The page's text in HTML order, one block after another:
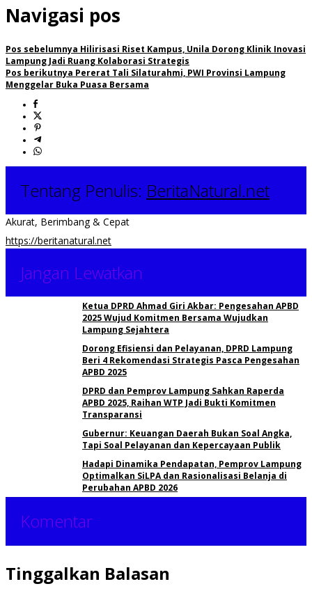
Navigasi pos
Pos sebelumnya Hilirisasi Riset Kampus, Unila Dorong Klinik Inovasi
Lampung Jadi Ruang Kolaborasi Strategis
Pos berikutnya Pererat Tali Silaturahmi, PWI Provinsi Lampung
Menggelar Buka Puasa Bersama
Tentang Penulis: BeritaNatural.net
Akurat, Berimbang & Cepat
https://beritanatural.net
Jangan Lewatkan
Ketua DPRD Ahmad Giri Akbar: Pengesahan APBD
2025 Wujud Komitmen Bersama Wujudkan
Lampung Sejahtera
Dorong Efisiensi dan Pelayanan, DPRD Lampung
Beri 4 Rekomendasi Strategis Pasca Pengesahan
APBD 2025
DPRD dan Pemprov Lampung Sahkan Raperda
APBD 2025, Raihan WTP Jadi Bukti Komitmen
Transparansi
Gubernur: Keuangan Daerah Bukan Soal Angka,
Tapi Soal Pelayanan dan Kepercayaan Publik
Hadapi Dinamika Pendapatan, Pemprov Lampung
Optimalkan SiLPA dan Rasionalisasi Belanja di
Perubahan APBD 2026
Komentar
Tinggalkan Balasan